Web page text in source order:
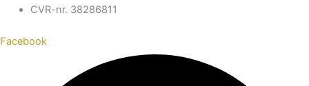
CVR-nr. 38286811
Facebook